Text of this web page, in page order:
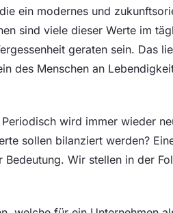
ein modernes und
sind viele dieser Werte im
geraten sein. Das
des Menschen an
wird immer wieder
sollen bilanziert werden?
Wir stellen in der